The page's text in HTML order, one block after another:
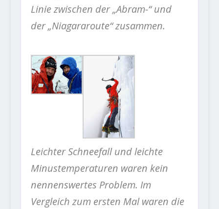
Linie zwischen der „Abram-“ und
der „Niagararoute“ zusammen.
Leichter Schneefall und leichte
Minustemperaturen waren kein
nennenswertes Problem. Im
Vergleich zum ersten Mal waren die